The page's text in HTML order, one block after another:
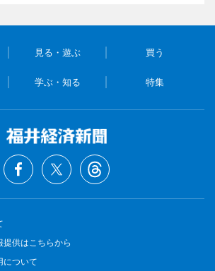
見る・遊ぶ 買う
学ぶ・知る 特集
供はこちらから
について